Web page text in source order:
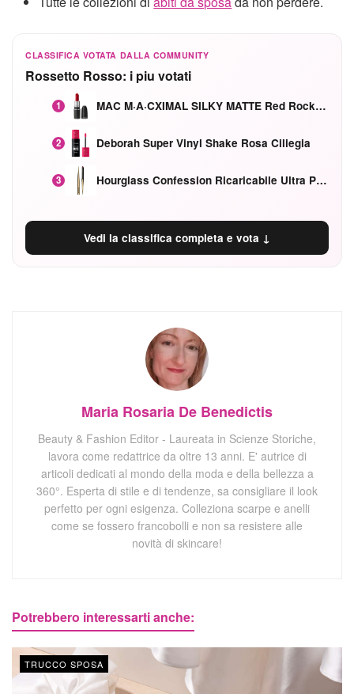
CLASSIFICA VOTATA DALLA COMMUNITY
Rossetto Rosso: i piu votati
1 MAC M·A·CXIMAL SILKY MATTE Red Rock mat
2 Deborah Super Vinyl Shake Rosa Ciliegia
3 Hourglass Confession Ricaricabile Ultra Preciso Ad Alta Intensità Secretly Classic Red
Vedi la classifica completa e vota ↓
Maria Rosaria De Benedictis
Beauty & Fashion Editor - Laureata in Scienze Storiche,
lavora come redattrice da oltre 13 anni. E' autrice di
articoli dedicati al mondo della moda e della bellezza a
360°. Esperta di stile e di tendenze, sa consigliare il look
perfetto per ogni esigenza. Colleziona scarpe e anelli
come se fossero francobolli e non sa resistere alle
novità di skincare!
Potrebbero interessarti anche:
TRUCCO SPOSA